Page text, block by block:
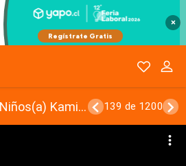
×
Botas De Bebé Y Niños(a) Kamik Y Cat & Jack 139 de 1200